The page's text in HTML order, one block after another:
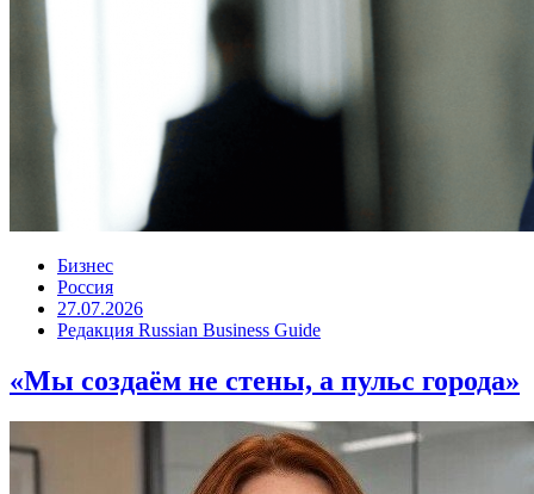
Бизнес
Россия
27.07.2026
Редакция Russian Business Guide
«Мы создаём не стены, а пульс города»